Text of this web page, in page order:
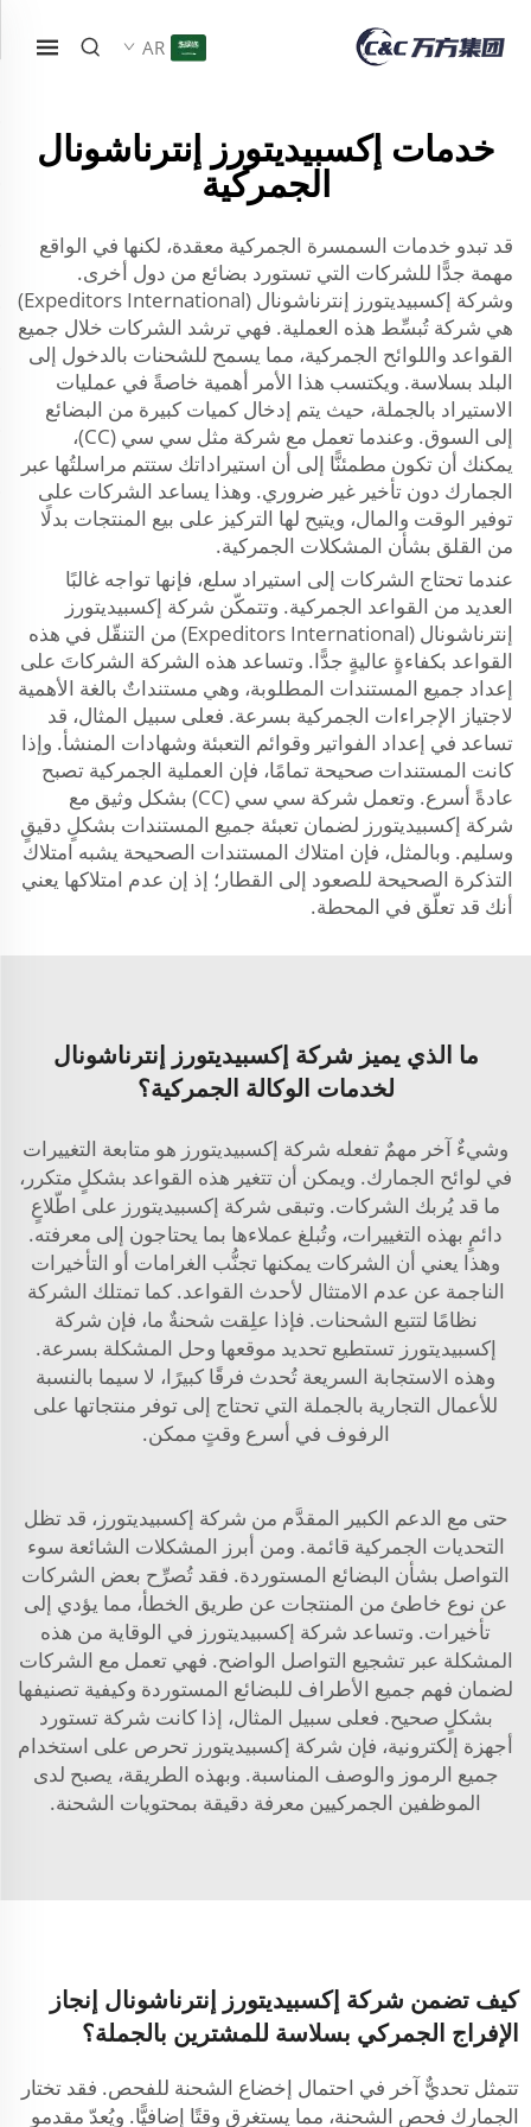
AR
خدمات إكسبيديتورز إنترناشونال
الجمركية
قد تبدو خدمات السمسرة الجمركية معقدة، لكنها في الواقع
مهمة جدًّا للشركات التي تستورد بضائع من دول أخرى.
وشركة إكسبيديتورز إنترناشونال (Expeditors International)
هي شركة تُبسِّط هذه العملية. فهي ترشد الشركات خلال جميع
القواعد واللوائح الجمركية، مما يسمح للشحنات بالدخول إلى
البلد بسلاسة. ويكتسب هذا الأمر أهمية خاصةً في عمليات
الاستيراد بالجملة، حيث يتم إدخال كميات كبيرة من البضائع
إلى السوق. وعندما تعمل مع شركة مثل سي سي (CC)،
يمكنك أن تكون مطمئنًّا إلى أن استيراداتك ستتم مراسلتُها عبر
الجمارك دون تأخير غير ضروري. وهذا يساعد الشركات على
توفير الوقت والمال، ويتيح لها التركيز على بيع المنتجات بدلًا
من القلق بشأن المشكلات الجمركية.
عندما تحتاج الشركات إلى استيراد سلع، فإنها تواجه غالبًا
العديد من القواعد الجمركية. وتتمكّن شركة إكسبيديتورز
إنترناشونال (Expeditors International) من التنقّل في هذه
القواعد بكفاءةٍ عاليةٍ جدًّا. وتساعد هذه الشركة الشركاتَ على
إعداد جميع المستندات المطلوبة، وهي مستنداتٌ بالغة الأهمية
لاجتياز الإجراءات الجمركية بسرعة. فعلى سبيل المثال، قد
تساعد في إعداد الفواتير وقوائم التعبئة وشهادات المنشأ. وإذا
كانت المستندات صحيحة تمامًا، فإن العملية الجمركية تصبح
عادةً أسرع. وتعمل شركة سي سي (CC) بشكل وثيق مع
شركة إكسبيديتورز لضمان تعبئة جميع المستندات بشكلٍ دقيقٍ
وسليم. وبالمثل، فإن امتلاك المستندات الصحيحة يشبه امتلاك
التذكرة الصحيحة للصعود إلى القطار؛ إذ إن عدم امتلاكها يعني
أنك قد تعلّق في المحطة.
ما الذي يميز شركة إكسبيديتورز إنترناشونال
لخدمات الوكالة الجمركية؟
وشيءٌ آخر مهمٌ تفعله شركة إكسبيديتورز هو متابعة التغييرات
في لوائح الجمارك. ويمكن أن تتغير هذه القواعد بشكلٍ متكرر،
ما قد يُربك الشركات. وتبقى شركة إكسبيديتورز على اطّلاعٍ
دائمٍ بهذه التغييرات، وتُبلغ عملاءها بما يحتاجون إلى معرفته.
وهذا يعني أن الشركات يمكنها تجنُّب الغرامات أو التأخيرات
الناجمة عن عدم الامتثال لأحدث القواعد. كما تمتلك الشركة
نظامًا لتتبع الشحنات. فإذا علِقت شحنةٌ ما، فإن شركة
إكسبيديتورز تستطيع تحديد موقعها وحل المشكلة بسرعة.
وهذه الاستجابة السريعة تُحدث فرقًا كبيرًا، لا سيما بالنسبة
للأعمال التجارية بالجملة التي تحتاج إلى توفر منتجاتها على
الرفوف في أسرع وقتٍ ممكن.
حتى مع الدعم الكبير المقدَّم من شركة إكسبيديتورز، قد تظل
التحديات الجمركية قائمة. ومن أبرز المشكلات الشائعة سوء
التواصل بشأن البضائع المستوردة. فقد تُصرِّح بعض الشركات
عن نوع خاطئ من المنتجات عن طريق الخطأ، مما يؤدي إلى
تأخيرات. وتساعد شركة إكسبيديتورز في الوقاية من هذه
المشكلة عبر تشجيع التواصل الواضح. فهي تعمل مع الشركات
لضمان فهم جميع الأطراف للبضائع المستوردة وكيفية تصنيفها
بشكلٍ صحيح. فعلى سبيل المثال، إذا كانت شركة تستورد
أجهزة إلكترونية، فإن شركة إكسبيديتورز تحرص على استخدام
جميع الرموز والوصف المناسبة. وبهذه الطريقة، يصبح لدى
الموظفين الجمركيين معرفة دقيقة بمحتويات الشحنة.
كيف تضمن شركة إكسبيديتورز إنترناشونال إنجاز
الإفراج الجمركي بسلاسة للمشترين بالجملة؟
تتمثل تحديٌّ آخر في احتمال إخضاع الشحنة للفحص. فقد تختار
الجمارك فحص الشحنة، مما يستغرق وقتًا إضافيًّا. ويُعدّ مقدمو